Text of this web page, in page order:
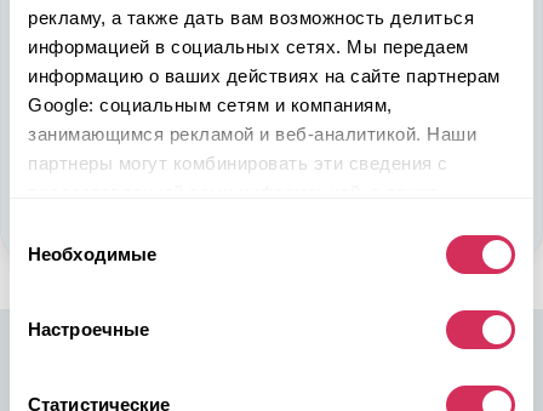
рекламу, а также дать вам возможность делиться
информацией в социальных сетях. Мы передаем
информацию о ваших действиях на сайте партнерам
Google: социальным сетям и компаниям,
занимающимся рекламой и веб-аналитикой. Наши
партнеры могут комбинировать эти сведения с
вами их сервисов.
согласия
Необходимые
Настроечные
Статистические
казахстанцев, чтобы реализовать свой потенциал в
полную силу.
Подобрать авто